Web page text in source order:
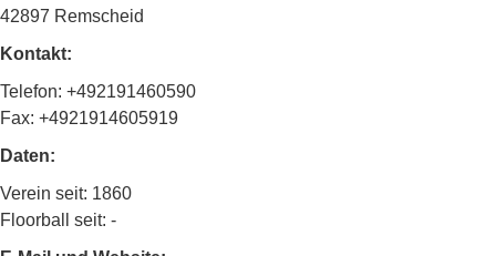
42897 Remscheid
Kontakt:
Telefon: +492191460590
Fax: +4921914605919
Daten:
Verein seit: 1860
Floorball seit: -